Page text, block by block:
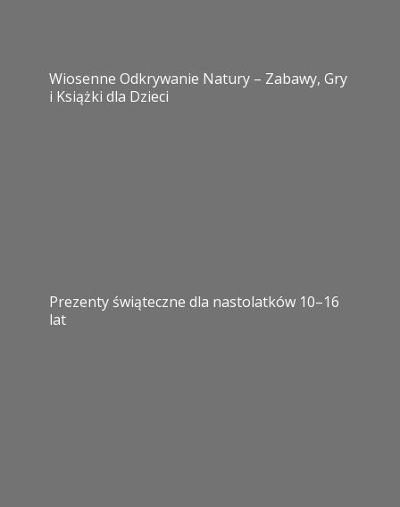
Wiosenne Odkrywanie Natury – Zabawy, Gry
i Książki dla Dzieci
Prezenty świąteczne dla nastolatków 10–16
lat